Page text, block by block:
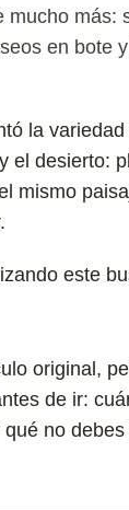
más:
en bote
la
el desierto:
mismo
este
original,
de ir:
no